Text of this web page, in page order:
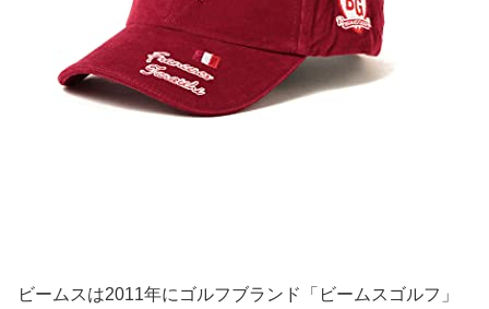
ビームスは2011年にゴルフブランド「ビームスゴルフ」